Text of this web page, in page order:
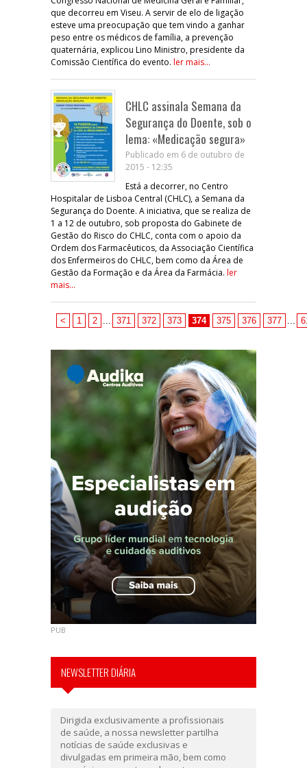
que decorreu em Viseu. A servir de elo de ligação
esteve uma preocupação que tem vindo a ganhar
peso entre os médicos de família, a prevenção
quaternária, explicou Lino Ministro, presidente da
Comissão Científica do evento. ler mais...
CHLC assinala Semana da
Segurança do Doente, sob o
lema: «Medicação segura»
Publicado em 6 de outubro de
2015 - 12:35
Está a decorrer, no Centro
Hospitalar de Lisboa Central (CHLC), a Semana da
Segurança do Doente. A iniciativa, que se realiza de
1 a 12 de outubro, sob proposta do Gabinete de
Gestão do Risco do CHLC, conta com o apoio da
Ordem dos Farmacêuticos, da Associação Científica
dos Enfermeiros do CHLC, bem como da Área de
Gestão da Formação e da Área da Farmácia. ler
mais...
< 1 2 371 372 373 374 375 376 377
PUB
NEWSLETTER DIÁRIA
Dirigida exclusivamente a profissionais
de saúde, a nossa newsletter partilha
notícias de saúde exclusivas e
divulgadas em primeira mão, bem como